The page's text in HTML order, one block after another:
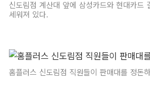
신도림점 계산대 앞에 삼성카드와 현대카드
세워져 있다.
홈플러스 신도림점 직원들이 판매대를 정돈